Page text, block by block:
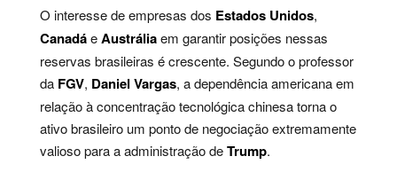
O interesse de empresas dos Estados Unidos,
CanadáeAustráliaem garantir posições nessas
reservas brasileiras é crescente. Segundo o professor
da FGV, Daniel Vargas, a dependência americana em
relação à concentração tecnológica chinesa torna o
ativo brasileiro um ponto de negociação extremamente
valioso para a administração deTrump.